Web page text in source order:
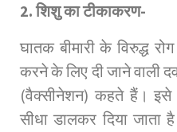
2. शिशु का टीकाकरण-
घातक बीमारी के विरुद्ध
करने के लिए दी जाने वाली
(वैक्सीनेशन) कहते हैं।
सीधा डालकर दिया